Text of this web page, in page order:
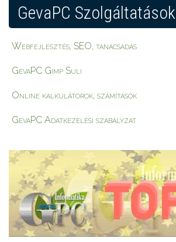
GevaPC Szolgáltatások
Webfejlesztés, SEO, tanácsadás
GevaPC Gimp Suli
Online kalkulátorok, számítások
GevaPC Adatkezelési szabályzat